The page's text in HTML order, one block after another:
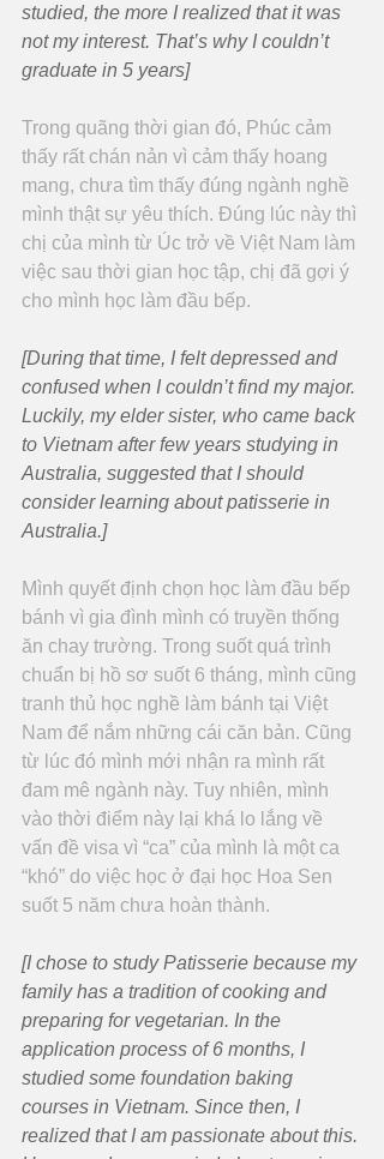
studied, the more I realized that it was
not my interest. That’s why I couldn’t
graduate in 5 years]
Trong quãng thời gian đó, Phúc cảm
thấy rất chán nản vì cảm thấy hoang
mang, chưa tìm thấy đúng ngành nghề
mình thật sự yêu thích. Đúng lúc này thì
chị của mình từ Úc trở về Việt Nam làm
việc sau thời gian học tập, chị đã gợi ý
cho mình học làm đầu bếp.
[During that time, I felt depressed and
confused when I couldn’t find my major.
Luckily, my elder sister, who came back
to Vietnam after few years studying in
Australia, suggested that I should
consider learning about patisserie in
Australia.]
Mình quyết định chọn học làm đầu bếp
bánh vì gia đình mình có truyền thống
ăn chay trường. Trong suốt quá trình
chuẩn bị hồ sơ suốt 6 tháng, mình cũng
tranh thủ học nghề làm bánh tại Việt
Nam để nắm những cái căn bản. Cũng
từ lúc đó mình mới nhận ra mình rất
đam mê ngành này. Tuy nhiên, mình
vào thời điểm này lại khá lo lắng về
vấn đề visa vì “ca” của mình là một ca
“khó” do việc học ở đại học Hoa Sen
suốt 5 năm chưa hoàn thành.
[I chose to study Patisserie because my
family has a tradition of cooking and
preparing for vegetarian. In the
application process of 6 months, I
studied some foundation baking
courses in Vietnam. Since then, I
realized that I am passionate about this.